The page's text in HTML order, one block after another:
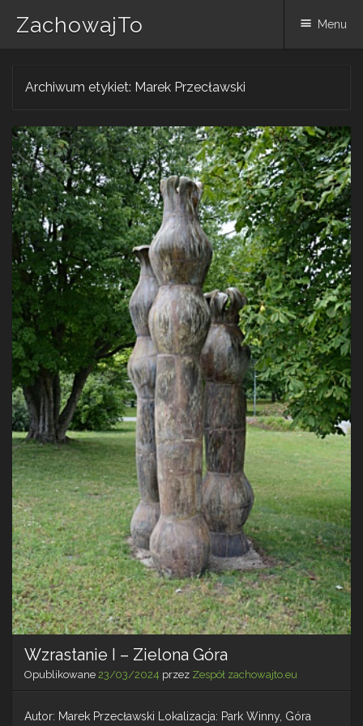
ZachowajTo Menu
Archiwum etykiet: Marek Przecławski
Wzrastanie I – Zielona Góra
Opublikowane 23/03/2024 przez Zespół zachowajto.eu
Autor: Marek Przecławski Lokalizacja: Park Winny, Góra